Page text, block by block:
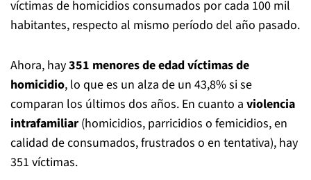
víctimas de homicidios consumados por cada 100 mil
habitantes, respecto al mismo período del año pasado.
Ahora, hay351 menores de edad víctimas de
homicidio, lo que es un alza de un 43,8% si se
comparan los últimos dos años. En cuanto a violencia
intrafamiliar (homicidios, parricidios o femicidios, en
calidad de consumados, frustrados o en tentativa), hay
351 víctimas.